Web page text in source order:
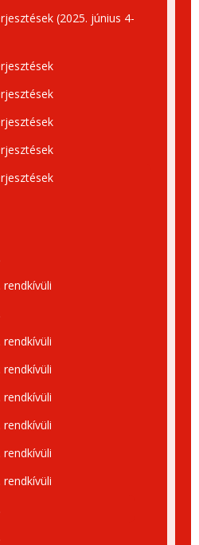
(2025. június 4-
rendkívüli
rendkívüli
rendkívüli
rendkívüli
rendkívüli
rendkívüli
rendkívüli